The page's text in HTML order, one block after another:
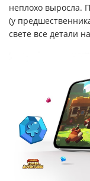
неплохо выросла.
(у
свете все детали